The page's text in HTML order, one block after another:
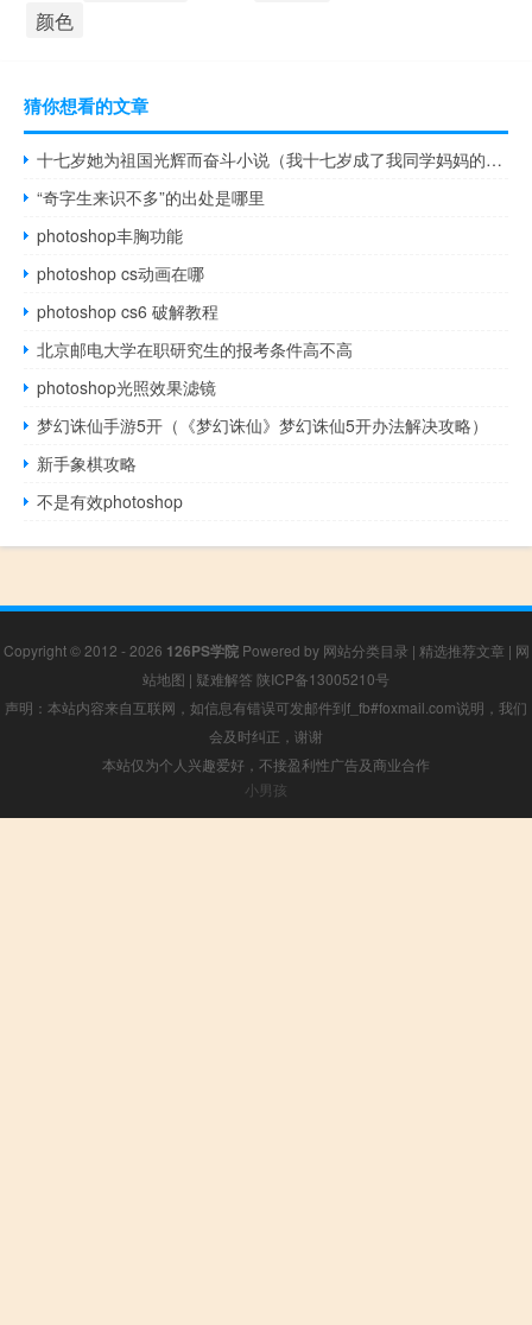
颜色
猜你想看的文章
十七岁她为祖国光辉而奋斗小说（我十七岁成了我同学妈妈的情人）
“奇字生来识不多”的出处是哪里
photoshop丰胸功能
photoshop cs动画在哪
photoshop cs6 破解教程
北京邮电大学在职研究生的报考条件高不高
photoshop光照效果滤镜
梦幻诛仙手游5开（《梦幻诛仙》梦幻诛仙5开办法解决攻略）
新手象棋攻略
不是有效photoshop
Copyright © 2012 - 2026 126PS学院Powered by 网站分类目录 | 精选推荐文章 | 网
站地图 | 疑难解答 陕ICP备13005210号
声明：本站内容来自互联网，如信息有错误可发邮件到f_fb#foxmail.com说明，我们
会及时纠正，谢谢
本站仅为个人兴趣爱好，不接盈利性广告及商业合作
小男孩